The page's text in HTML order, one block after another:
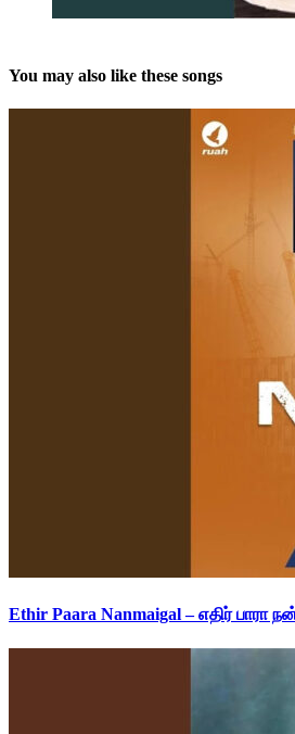
You may also like these songs
Ethir Paara Nanmaigal – எதிர் பாரா